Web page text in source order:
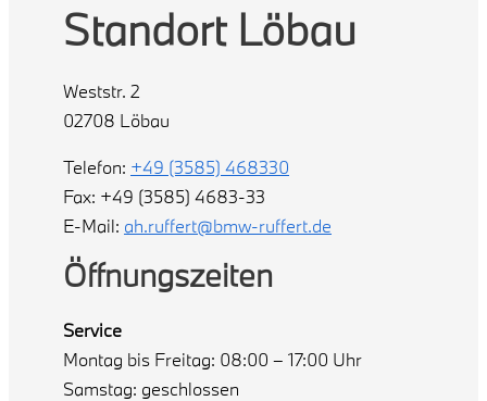
Standort Löbau
Weststr. 2
02708 Löbau
Telefon: +49 (3585) 468330
Fax: +49 (3585) 4683-33
E-Mail: ah.ruffert@bmw-ruffert.de
Öffnungszeiten
Service
Montag bis Freitag: 08:00 – 17:00 Uhr
Samstag: geschlossen